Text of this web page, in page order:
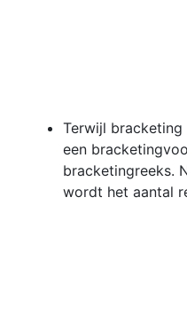
Terwijl
een
bracketingreeks.
wordt het aantal